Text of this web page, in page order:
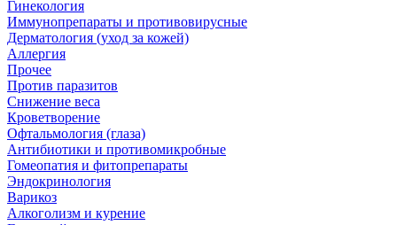
Гинекология
Иммунопрепараты и противовирусные
Дерматология (уход за кожей)
Аллергия
Прочее
Против паразитов
Снижение веса
Кроветворение
Офтальмология (глаза)
Антибиотики и противомикробные
Гомеопатия и фитопрепараты
Эндокринология
Варикоз
Алкоголизм и курение